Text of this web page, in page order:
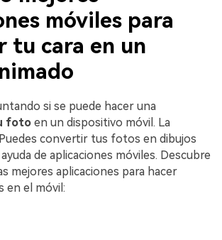
móviles para
tu cara en un
si se puede hacer una
foto en un dispositivo móvil. La
convertir tus fotos en dibujos
de aplicaciones móviles. Descubre
mejores aplicaciones para hacer
en el móvil: